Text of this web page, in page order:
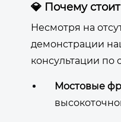
💎 Почему
Несмотря на
демонстрации
консультации
Мостовые